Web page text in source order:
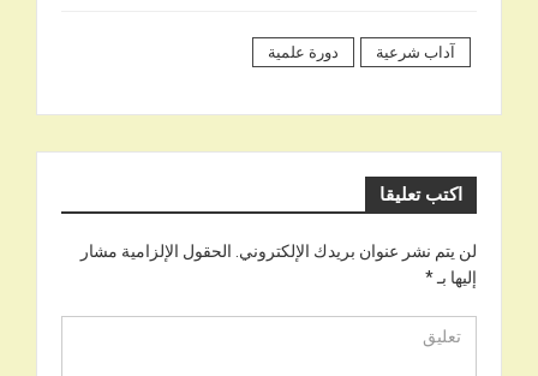
آداب شرعية دورة علمية
اكتب تعليقا
لن يتم نشر عنوان بريدك الإلكتروني. الحقول الإلزامية مشار
إليها بـ*